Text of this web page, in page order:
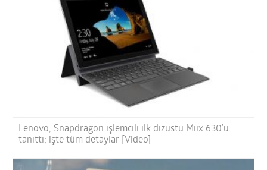
Lenovo, Snapdragon işlemcili ilk dizüstü Miix 630’u
tanıttı; işte tüm detaylar [Video]